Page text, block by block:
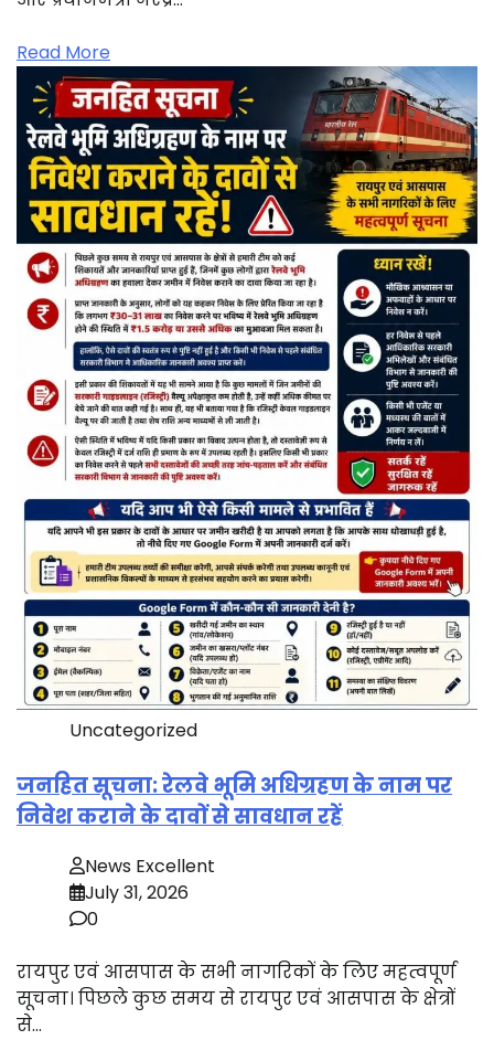
Read More
Uncategorized
जनहित सूचना: रेलवे भूमि अधिग्रहण के नाम पर
निवेश कराने के दावों से सावधान रहें
News Excellent
July 31, 2026
0
रायपुर एवं आसपास के सभी नागरिकों के लिए महत्वपूर्ण
सूचना। पिछले कुछ समय से रायपुर एवं आसपास के क्षेत्रों
से…